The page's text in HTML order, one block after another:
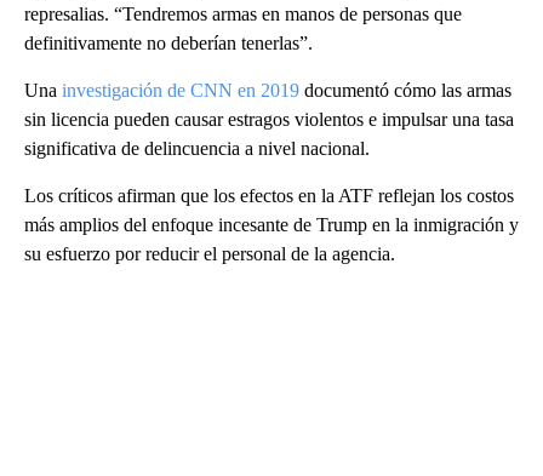
represalias. “Tendremos armas en manos de personas que
definitivamente no deberían tenerlas”.
Una investigación de CNN en 2019 documentó cómo las armas
sin licencia pueden causar estragos violentos e impulsar una tasa
significativa de delincuencia a nivel nacional.
Los críticos afirman que los efectos en la ATF reflejan los costos
más amplios del enfoque incesante de Trump en la inmigración y
su esfuerzo por reducir el personal de la agencia.